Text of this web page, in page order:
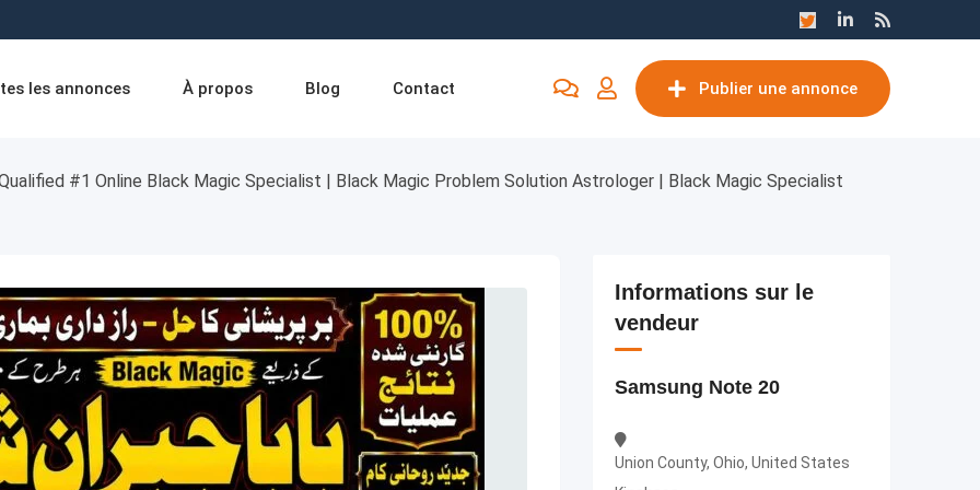
les annonces À propos Blog Contact Publier une annonce
#1 Online Black Magic Specialist | Black Magic Problem Solution Astrologer | Black Magic Specialist
Informations sur le
vendeur
Samsung Note 20
Union County, Ohio, United States